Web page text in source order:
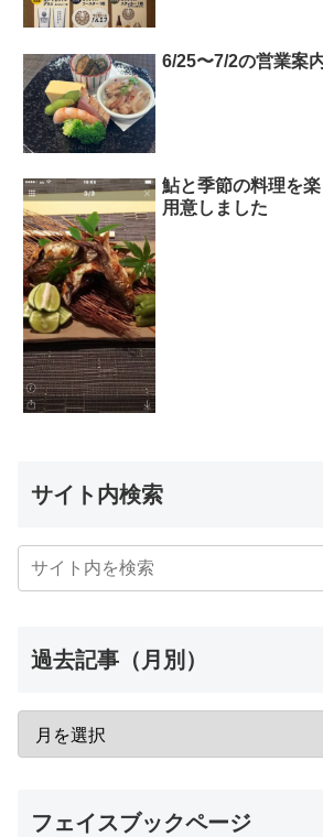
6/25〜7/2の営業案
鮎と季節の料理を
用意しました
サイト内検索
過去記事（月別）
フェイスブックページ